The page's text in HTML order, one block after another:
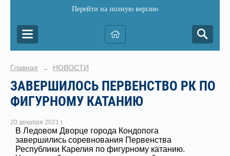
Перейти на полную версию
Главная → НОВОСТИ
ЗАВЕРШИЛОСЬ ПЕРВЕНСТВО РК ПО
ФИГУРНОМУ КАТАНИЮ
20 декабря 2021 г.
В Ледовом Дворце города Кондопога
завершились соревнования Первенства
Республики Карелия по фигурному катанию.